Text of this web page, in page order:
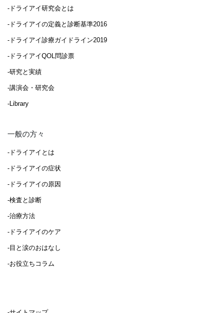
-ドライアイ研究会とは
-ドライアイの定義と診断基準2016
-ドライアイ診療ガイドライン2019
-ドライアイQOL問診票
-研究と実績
-講演会・研究会
-Library
一般の方々
-ドライアイとは
-ドライアイの症状
-ドライアイの原因
-検査と診断
-治療方法
-ドライアイのケア
-目と涙のおはなし
-お役立ちコラム